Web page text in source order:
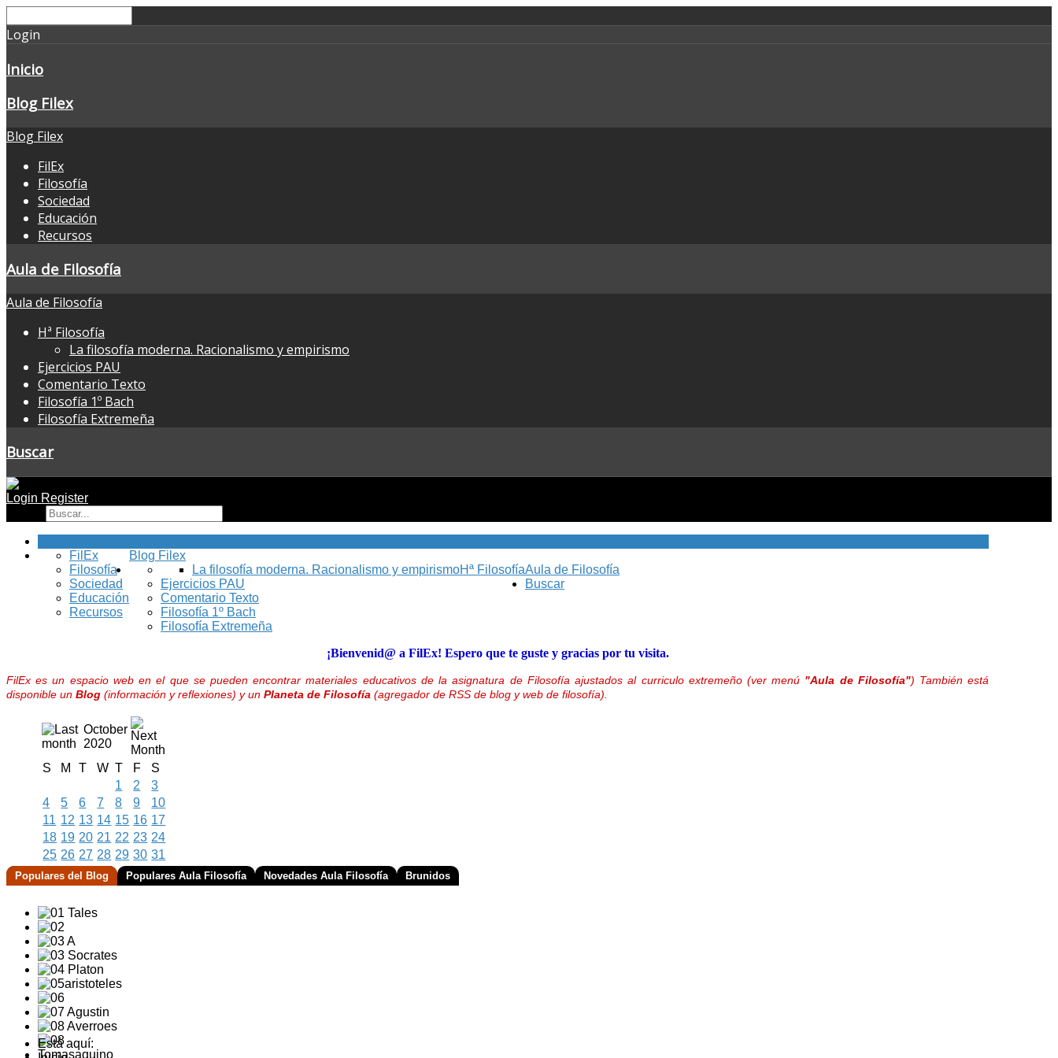
Login
Inicio
Blog Filex
Blog Filex
FilEx
Filosofía
Sociedad
Educación
Recursos
Aula de Filosofía
Aula de Filosofía
Hª Filosofía
La filosofía moderna. Racionalismo y empirismo
Ejercicios PAU
Comentario Texto
Filosofía 1º Bach
Filosofía Extremeña
Buscar
Login Register
Blog Filex
FilEx
Filosofía
Sociedad
Educación
Recursos
Aula de Filosofía
Hª Filosofía
La filosofía moderna. Racionalismo y empirismo
Ejercicios PAU
Comentario Texto
Filosofía 1º Bach
Filosofía Extremeña
Buscar
¡Bienvenid@ a FilEx! Espero que te guste y gracias por tu visita.
FilEx es un espacio web en el que se pueden encontrar materiales educativos de la asignatura de Filosofía ajustados al curriculo extremeño (ver menú "Aula de Filosofía") También está
disponible un Blog (información y reflexiones) y un Planeta de Filosofía (agregador de RSS de blog y web de filosofía).
October
2020
S
M T W T F
S
1
2
3
4
5 6 7 8 9
10
11 12 13 14 15 16 17
18 19 20 21 22 23 24
25 26 27 28 29 30 31
Populares del Blog Populares Aula Filosofía Novedades Aula Filosofía Brunidos
Está aquí: